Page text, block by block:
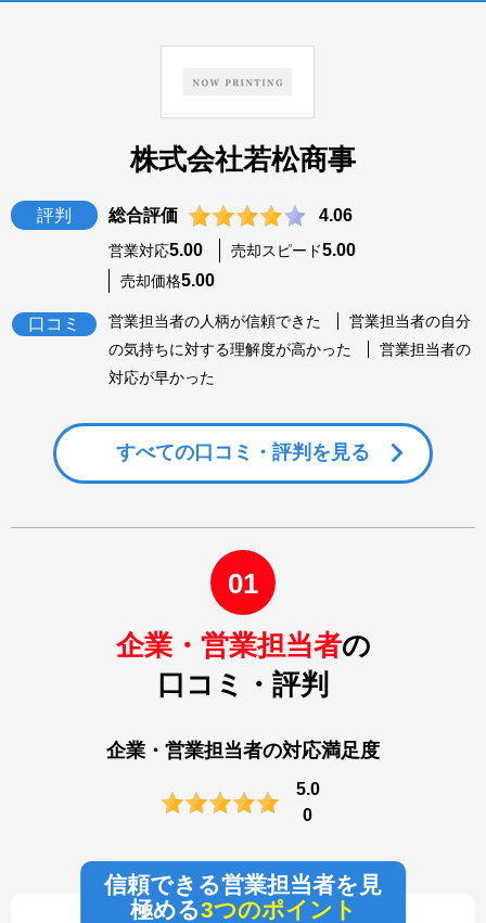
株式会社若松商事
評判 総合評価 4.06
営業対応5.00 売却スピード5.00
売却価格5.00
口コミ 営業担当者の人柄が信頼できた
営業担当者の自分
の気持ちに対する理解度が高かった
営業担当者の
対応が早かった
すべての 口コミ・評判を見る
01
企業・営業担当者の
口コミ・評判
企業・営業担当者の対応満足度
5.0
0
信頼できる営業担当者を見
極める3つのポイント